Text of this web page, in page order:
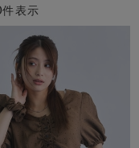
件表示